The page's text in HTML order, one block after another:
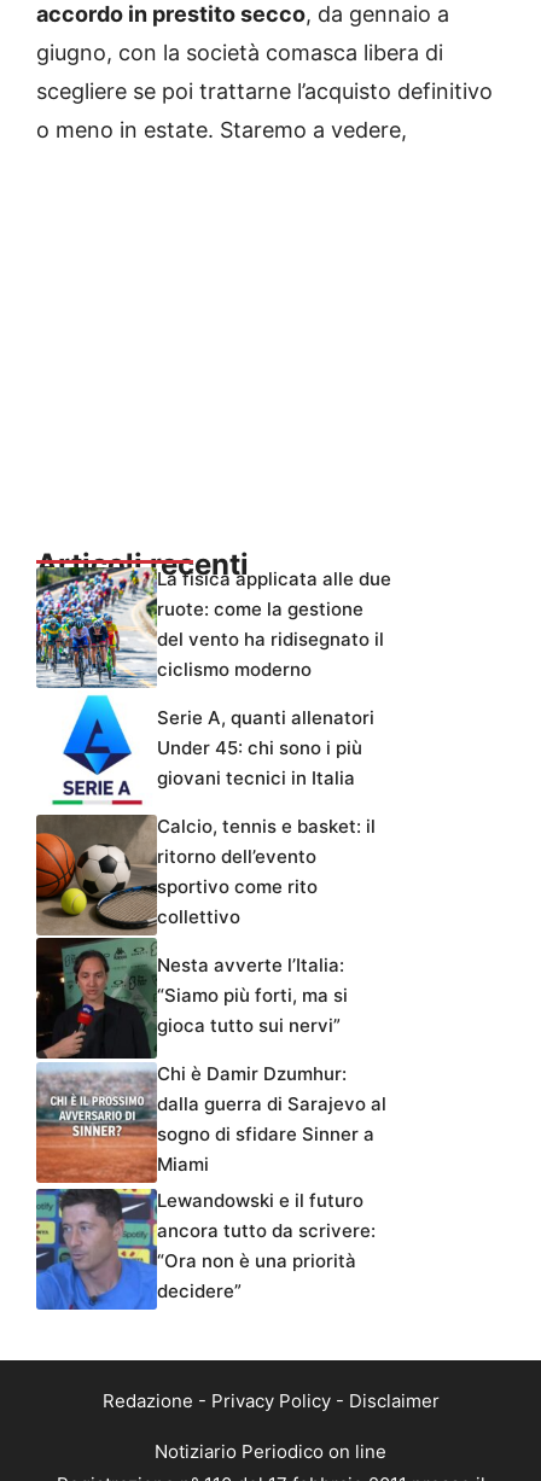
accordo in prestito secco, da gennaio a
giugno, con la società comasca libera di
scegliere se poi trattarne l’acquisto definitivo
o meno in estate. Staremo a vedere,
Articoli recentiLa fisica applicata alle due
ruote: come la gestione
del vento ha ridisegnato il
ciclismo moderno
Serie A, quanti allenatori
Under 45: chi sono i più
giovani tecnici in Italia
Calcio, tennis e basket: il
ritorno dell’evento
sportivo come rito
collettivo
Nesta avverte l’Italia:
“Siamo più forti, ma si
gioca tutto sui nervi”
Chi è Damir Dzumhur:
dalla guerra di Sarajevo al
sogno di sfidare Sinner a
Miami
Lewandowski e il futuro
ancora tutto da scrivere:
“Ora non è una priorità
decidere”
Redazione - Privacy Policy- Disclaimer
Notiziario Periodico on line